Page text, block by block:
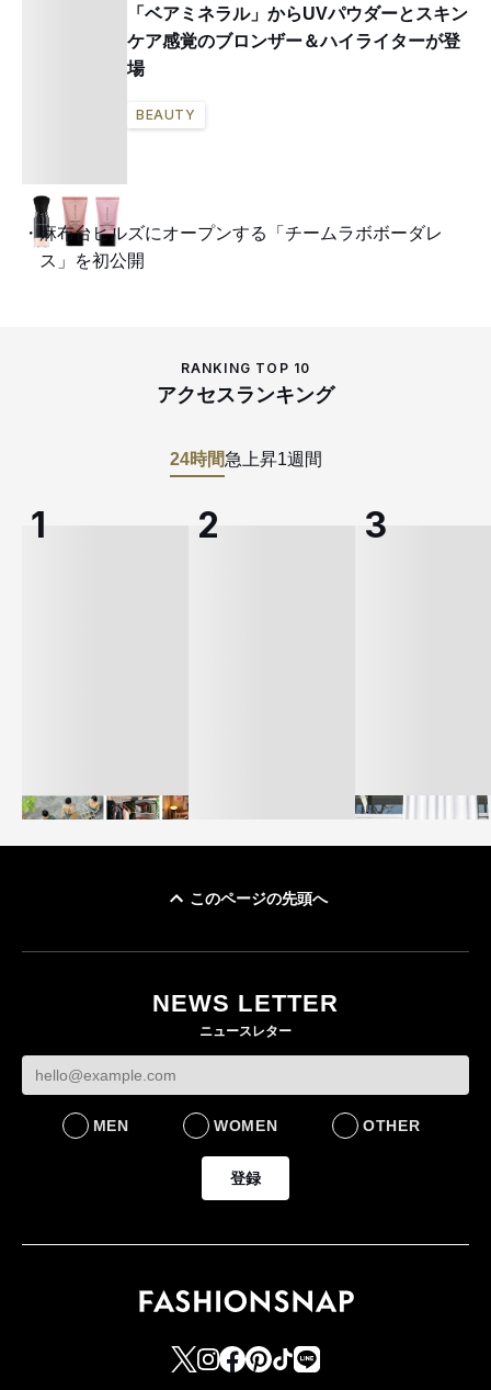
「ベアミネラル」からUVパウダーとスキン
ケア感覚のブロンザー＆ハイライターが登
場
BEAUTY
麻布台ヒルズにオープンする「チームラボボーダレ
ス」を初公開
RANKING TOP 10
アクセスランキング
24時間急上昇1週間
LIFESTYLE
社長 「のんびりした
ら先はない」“前進”す
BUSINESS
BUSINESS
このページの先頭へ
NEWS LETTER
ニュースレター
MEN WOMEN OTHER
登録